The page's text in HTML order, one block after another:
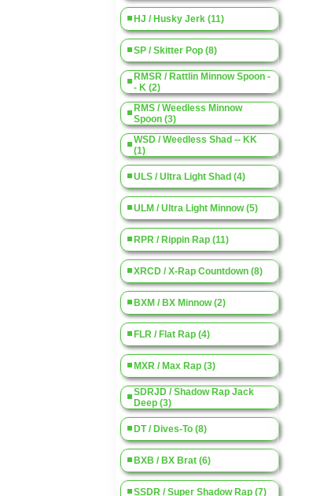
HJ / Husky Jerk (11)
SP / Skitter Pop (8)
RMSR / Rattlin Minnow Spoon -
- K (2)
RMS / Weedless Minnow
Spoon (3)
WSD / Weedless Shad -- KK
(1)
ULS / Ultra Light Shad (4)
ULM / Ultra Light Minnow (5)
RPR / Rippin Rap (11)
XRCD / X-Rap Countdown (8)
BXM / BX Minnow (2)
FLR / Flat Rap (4)
MXR / Max Rap (3)
SDRJD / Shadow Rap Jack
Deep (3)
DT / Dives-To (8)
BXB / BX Brat (6)
SSDR / Super Shadow Rap (7)